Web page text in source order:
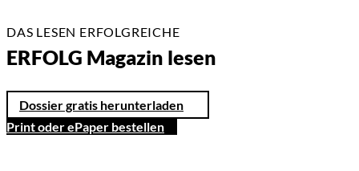
DAS LESEN ERFOLGREICHE
ERFOLG Magazin lesen
Dossier gratis herunterladen
Print oder ePaper bestellen